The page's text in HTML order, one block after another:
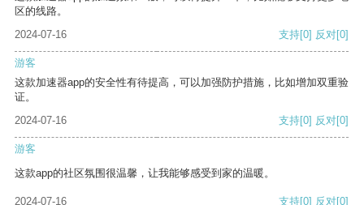
区的线路。
2024-07-16
支持[0] 反对[0]
游客
这款加速器app的安全性有待提高，可以加强防护措施，比如增加双重验
证。
2024-07-16
支持[0] 反对[0]
游客
这款app的社区氛围很温馨，让我能够感受到家的温暖。
2024-07-16 支持[0] 反对[0]